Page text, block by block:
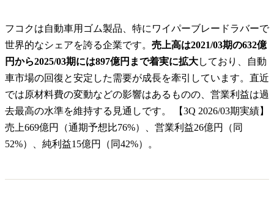
フコクは自動車用ゴム製品、特にワイパーブレードラバーで
世界的なシェアを誇る企業です。 売上高は2021/03期の632億
円から2025/03期には897億円まで着実に拡大しており、自動
車市場の回復と安定した需要が成長を牽引しています。直近
では原材料費の変動などの影響はあるものの、営業利益は過
去最高の水準を維持する見通しです。 【3Q 2026/03期実績】
売上669億円（通期予想比76%）、営業利益26億円（同
52%）、純利益15億円（同42%）。